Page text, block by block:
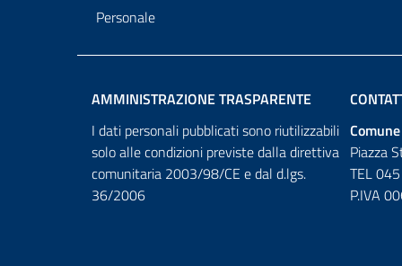
Personale
AMMINISTRAZIONE TRASPARENTE
I dati personali pubblicati sono riutilizzabili
solo alle condizioni previste dalla direttiva
comunitaria 2003/98/CE e dal d.lgs.
36/2006
Piazza
TEL
P.IVA